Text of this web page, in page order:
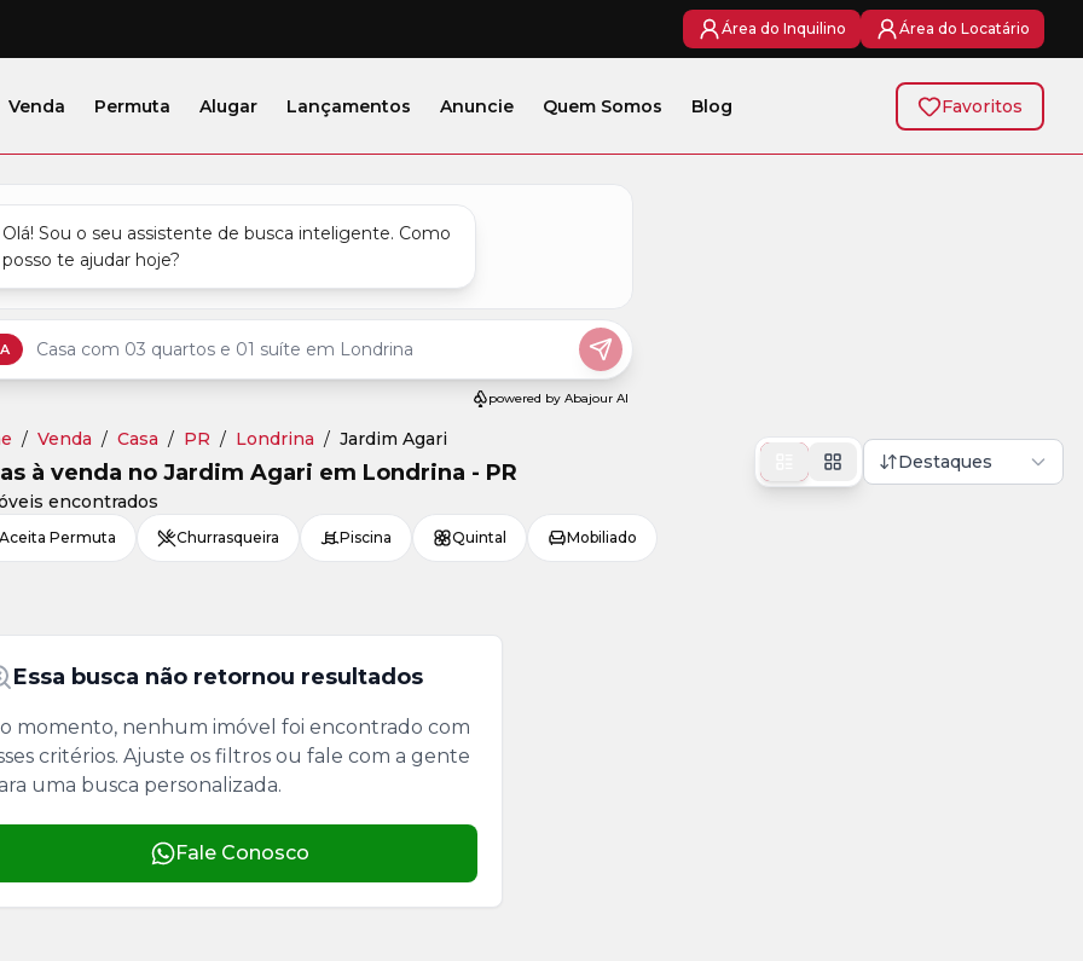
Área do Inquilino Área do Locatário
Venda Permuta Alugar Lançamentos Anuncie Quem Somos Blog Favoritos
/ Venda / Casa / PR / Londrina / Jardim Agari
à venda no Jardim Agari em Londrina - PR
encontrados
Destaques
Permuta Churrasqueira Piscina Quintal Mobiliado
Essa busca não retornou resultados
momento, nenhum imóvel foi encontrado com
critérios. Ajuste os filtros ou fale com a gente
uma busca personalizada.
Fale Conosco